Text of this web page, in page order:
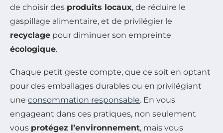
de choisir des produits locaux, de réduire le
gaspillage alimentaire, et de privilégier le
recyclage pour diminuer son empreinte
écologique.
Chaque petit geste compte, que ce soit en optant
pour des emballages durables ou en privilégiant
une consommation responsable. En vous
engageant dans ces pratiques, non seulement
vous protégez l’environnement, mais vous